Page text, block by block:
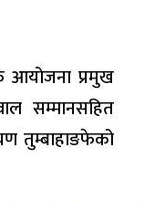
आयोजना प्रमुख
सम्मानसहित
तुम्बाहाङफेको